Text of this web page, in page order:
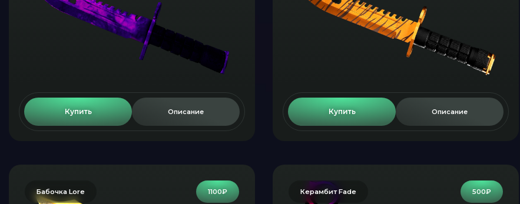
Купить Описание Купить Описание
1100₽
Бабочка Lore 500₽
Керамбит Fade